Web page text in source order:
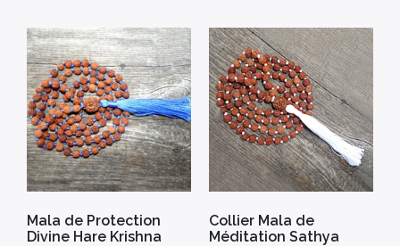
Mala de Protection
Divine Hare Krishna
Collier Mala de
Méditation Sathya